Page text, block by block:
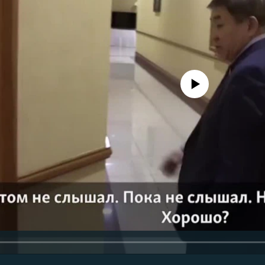
No media source currently